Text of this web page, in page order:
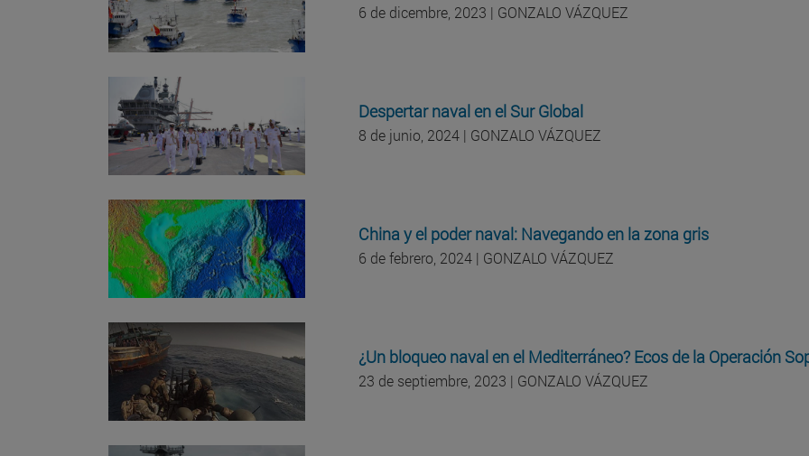
6 de dicembre, 2023 | GONZALO VÁZQUEZ
Despertar naval en el Sur Global
8 de junio, 2024 | GONZALO VÁZQUEZ
China y el poder naval: Navegando en la zona gris
6 de febrero, 2024 | GONZALO VÁZQUEZ
¿Un bloqueo naval en el Mediterráneo? Ecos de la Operación
23 de septiembre, 2023 | GONZALO VÁZQUEZ